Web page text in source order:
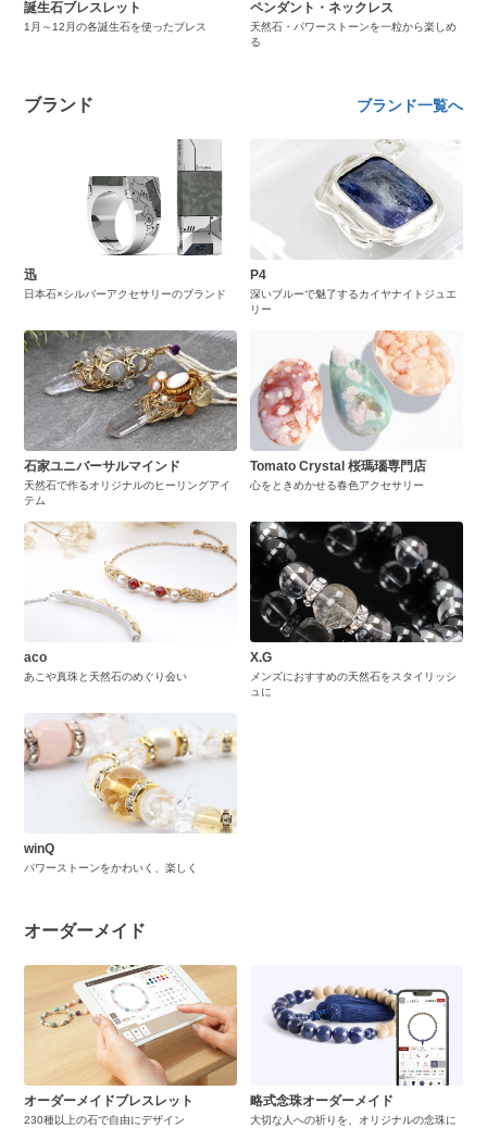
誕生石ブレスレット
1月～12月の各誕生石を使ったブレス
ペンダント・ネックレス
天然石・パワーストーンを一粒から楽しめ
る
ブランド ブランド一覧へ
迅
日本石×シルバーアクセサリーのブランド
P4
深いブルーで魅了するカイヤナイトジュエ
リー
石家ユニバーサルマインド
天然石で作るオリジナルのヒーリングアイ
テム
Tomato Crystal 桜瑪瑙専門店
心をときめかせる春色アクセサリー
aco
あこや真珠と天然石のめぐり会い
X.G
メンズにおすすめの天然石をスタイリッシ
ュに
winQ
パワーストーンをかわいく、楽しく
オーダーメイド
オーダーメイドブレスレット
230種以上の石で自由にデザイン
略式念珠オーダーメイド
大切な人への祈りを、オリジナルの念珠に